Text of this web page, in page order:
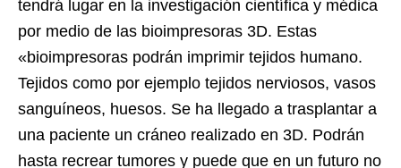
tendrá lugar en la investigación científica y médica
por medio de las bioimpresoras 3D. Estas
«bioimpresoras podrán imprimir tejidos humano.
Tejidos como por ejemplo tejidos nerviosos, vasos
sanguíneos, huesos. Se ha llegado a trasplantar a
una paciente un cráneo realizado en 3D. Podrán
hasta recrear tumores y puede que en un futuro no